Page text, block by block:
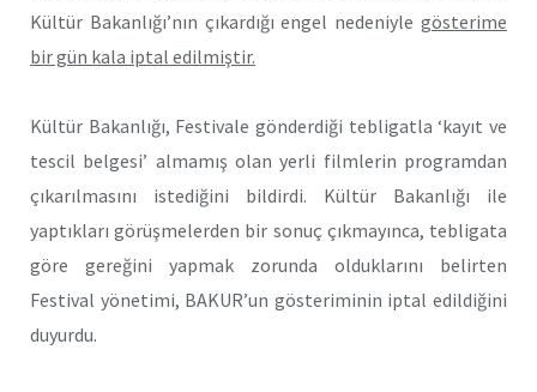
Kültür Bakanlığı’nın çıkardığı engel nedeniyle gösterime
bir gün kala iptal edilmiştir.
Kültür Bakanlığı, Festivale gönderdiği tebligatla ‘kayıt ve
tescil belgesi’ almamış olan yerli filmlerin programdan
çıkarılmasını istediğini bildirdi. Kültür Bakanlığı ile
yaptıkları görüşmelerden bir sonuç çıkmayınca, tebligata
göre gereğini yapmak zorunda olduklarını belirten
Festival yönetimi, BAKUR’un gösteriminin iptal edildiğini
duyurdu.